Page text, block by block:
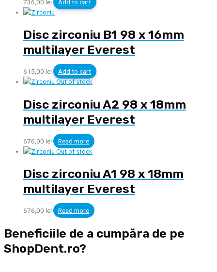
736,00 lei Add to cart
Disc zirconiu B1 98 x 16mm
multilayer Everest
615,00 lei
Add to cart
Out of stock
Disc zirconiu A2 98 x 18mm
multilayer Everest
676,00 lei
Read more
Out of stock
Disc zirconiu A1 98 x 18mm
multilayer Everest
676,00 lei Read more
Beneficiile de a cumpăra de pe
ShopDent.ro?